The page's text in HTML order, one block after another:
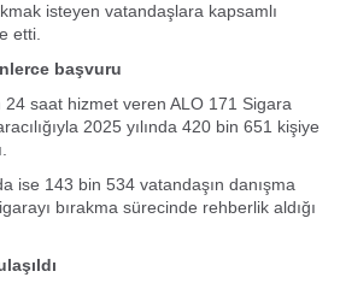
isteyen vatandaşlara kapsamlı
etti.
başvuru
saat hizmet veren ALO 171 Sigara
2025 yılında 420 bin 651 kişiye
ise 143 bin 534 vatandaşın danışma
bırakma sürecinde rehberlik aldığı